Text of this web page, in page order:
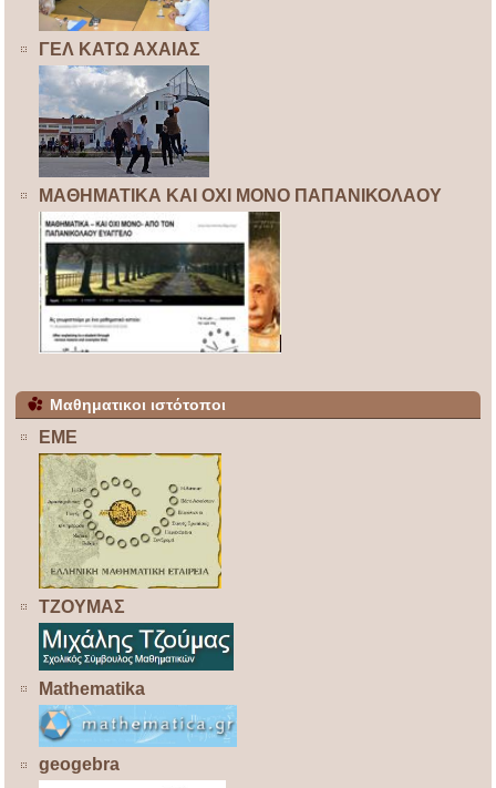
ΓΕΛ ΚΑΤΩ ΑΧΑΙΑΣ
ΜΑΘΗΜΑΤΙΚΑ ΚΑΙ ΟΧΙ ΜΟΝΟ ΠΑΠΑΝΙΚΟΛΑΟΥ
Μαθηματικοι ιστότοποι
ΕΜΕ
ΤΖΟΥΜΑΣ
Mathematika
geogebra